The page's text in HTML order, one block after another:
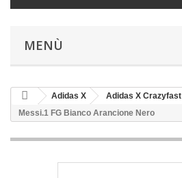
MENÙ
Adidas X Adidas X Crazyfast
Messi.1 FG Bianco Arancione Nero